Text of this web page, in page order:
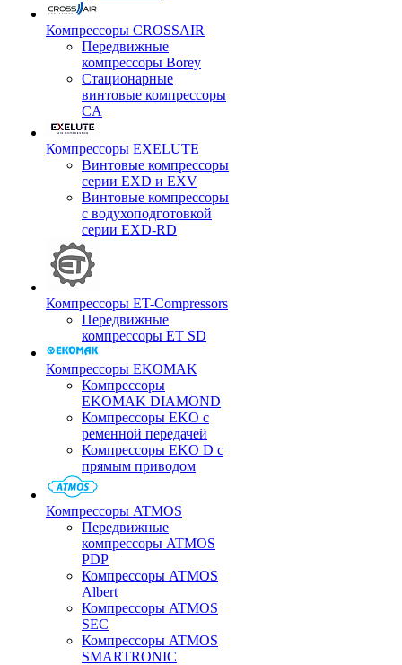
Компрессоры CROSSAIR
Передвижные
компрессоры Borey
Стационарные
винтовые компрессоры
CA
Компрессоры EXELUTE
Винтовые компрессоры
серии EXD и EXV
Винтовые компрессоры
с водухоподготовкой
серии EXD-RD
Компрессоры ET-Compressors
Передвижные
компрессоры ET SD
Компрессоры EKOMAK
Компрессоры
EKOMAK DIAMOND
Компрессоры EKO c
ременной передачей
Компрессоры EKO D с
прямым приводом
Компрессоры ATMOS
Передвижные
компрессоры ATMOS
PDP
Компрессоры ATMOS
Albert
Компрессоры ATMOS
SEC
Компрессоры ATMOS
SMARTRONIC